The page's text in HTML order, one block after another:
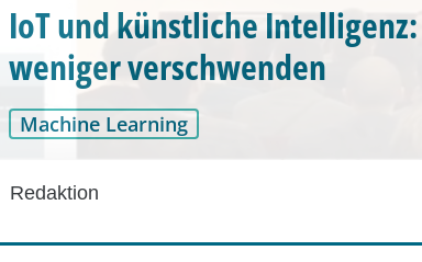
IoT und künstliche
weniger verschwenden
Machine Learning
Redaktion